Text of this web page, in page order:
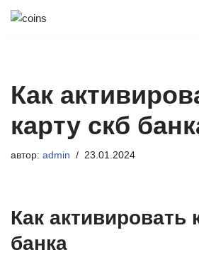
Как
карту скб
автор: admin 23.01.2024
Как активировать
банка